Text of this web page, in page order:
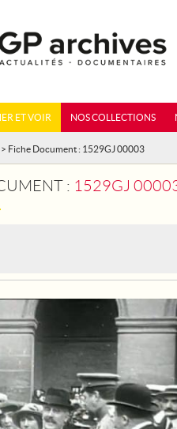
ET VOIR NOS COLLECTIONS
> Fiche Document : 1529GJ 00003
: 1529GJ 00003 - PARIS.